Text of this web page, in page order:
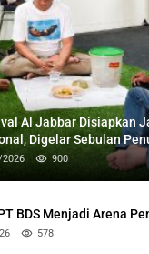
Al Jabbar Disiapkan
Digelar Sebulan
Raya Al Jabbar
900
BDS Menjadi Arena
578